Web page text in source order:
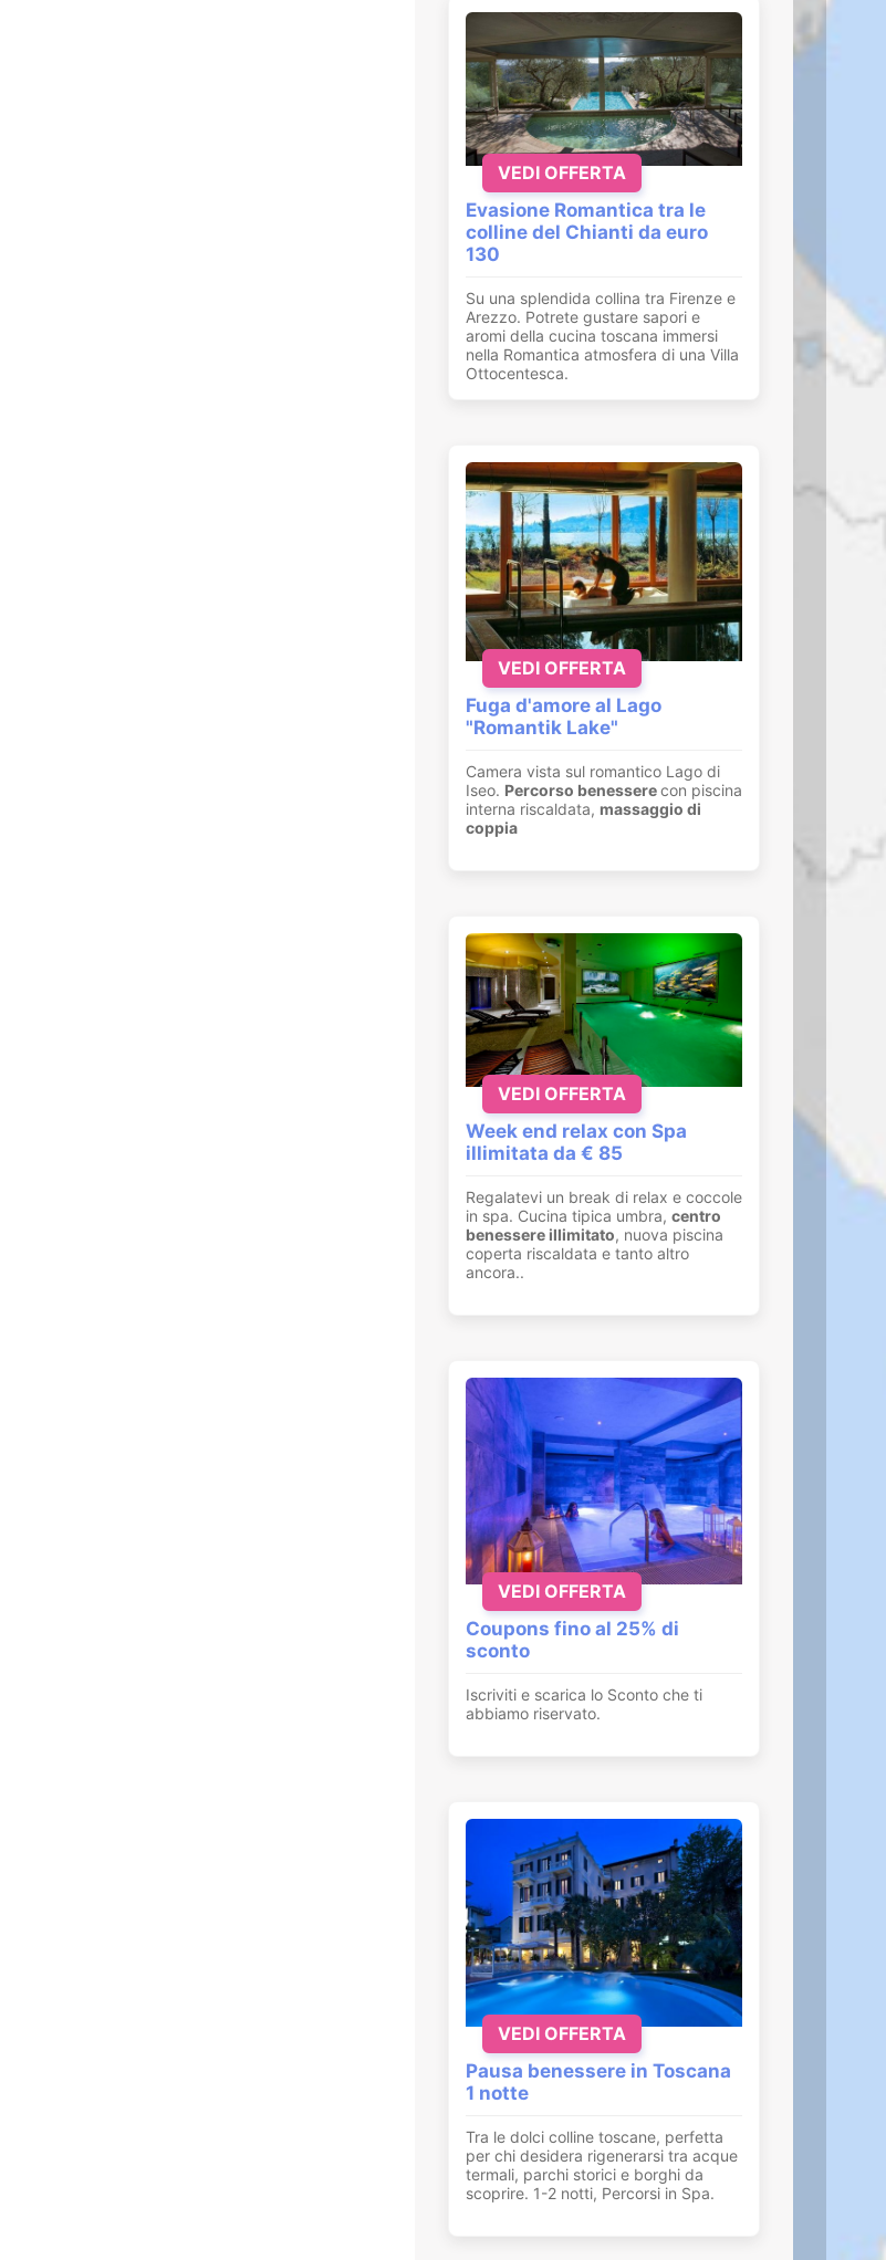
Evasione Romantica tra le
colline del Chianti da euro
130
Su una splendida collina tra Firenze e
Arezzo. Potrete gustare sapori e
aromi della cucina toscana immersi
nella Romantica atmosfera di una Villa
Ottocentesca.
VEDI OFFERTA
Fuga d'amore al Lago
"Romantik Lake"
Camera vista sul romantico Lago di
Iseo. Percorso benesserecon piscina
interna riscaldata, massaggio di
coppia
VEDI OFFERTA
Week end relax con Spa
illimitata da € 85
Regalatevi un break di relax e coccole
in spa. Cucina tipica umbra, centro
benessere illimitato, nuova piscina
coperta riscaldata e tanto altro
ancora..
VEDI OFFERTA
Coupons fino al 25% di
sconto
Iscriviti e scarica lo Sconto che ti
abbiamo riservato.
VEDI OFFERTA
Pausa benessere in Toscana
1 notte
Tra le dolci colline toscane, perfetta
per chi desidera rigenerarsi tra acque
termali, parchi storici e borghi da
scoprire. 1-2 notti, Percorsi in Spa.
VEDI OFFERTA